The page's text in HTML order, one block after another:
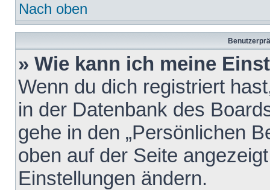
Nach oben
» Wie kann ich meine
Wenn du dich registriert
in der Datenbank des
gehe in den „Persönlichen
oben auf der Seite
Einstellungen ändern.